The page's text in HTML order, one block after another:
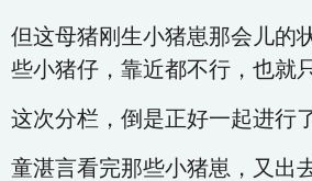
但这母猪刚生小猪崽那会儿的
些小猪仔，靠近都不行，也就
这次分栏，倒是正好一起进行了
童湛言看完那些小猪崽，又出